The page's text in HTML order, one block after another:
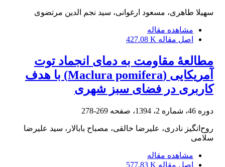
سهیلا طاهری، مسعود ارغوانی، سید نجم الدین مرتضوی
مشاهده مقاله
اصل مقاله 427.08 K
مطالعۀ مقاومت به دمای انجماد توت
آمریکایی (Maclura pomifera) با هدف
کاربری در فضای سبز شهری
دوره 46، شماره 2، 1394، صفحه 269-278
روح‌انگیز نادری، علیرضا خالقی، مصباح بابالار، سید علیرضا
سلامی
مشاهده مقاله
اصل مقاله 577.83 K